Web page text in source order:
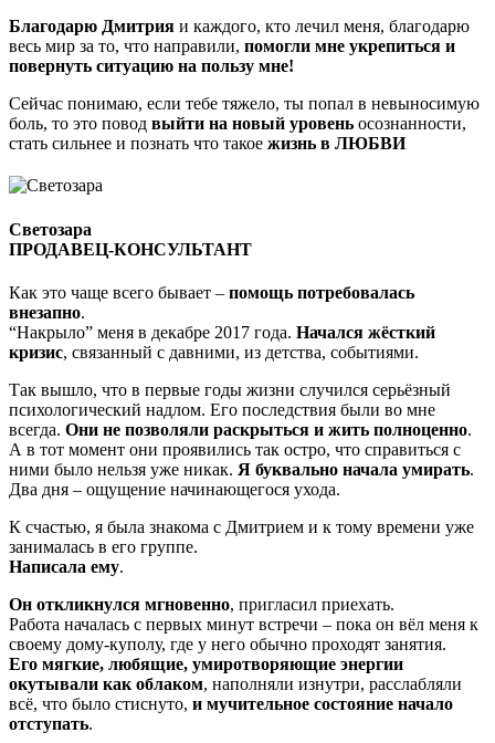
Благодарю Дмитрия и каждого, кто лечил меня, благодарю
весь мир за то, что направили, помогли мне укрепиться и
повернуть ситуацию на пользу мне!
Сейчас понимаю, если тебе тяжело, ты попал в невыносимую
боль, то это повод выйти на новый уровень осознанности,
стать сильнее и познать что такое жизнь в ЛЮБВИ
Светозара
ПРОДАВЕЦ-КОНСУЛЬТАНТ
Как это чаще всего бывает – помощь потребовалась
внезапно.
“Накрыло” меня в декабре 2017 года. Начался жёсткий
кризис, связанный с давними, из детства, событиями.
Так вышло, что в первые годы жизни случился серьёзный
психологический надлом. Его последствия были во мне
всегда. Они не позволяли раскрыться и жить полноценно.
А в тот момент они проявились так остро, что справиться с
ними было нельзя уже никак. Я буквально начала умирать.
Два дня – ощущение начинающегося ухода.
К счастью, я была знакома с Дмитрием и к тому времени уже
занималась в его группе.
Написала ему.
Он откликнулся мгновенно, пригласил приехать.
Работа началась с первых минут встречи – пока он вёл меня к
своему дому-куполу, где у него обычно проходят занятия.
Его мягкие, любящие, умиротворяющие энергии
окутывали как облаком, наполняли изнутри, расслабляли
всё, что было стиснуто, и мучительное состояние начало
отступать.